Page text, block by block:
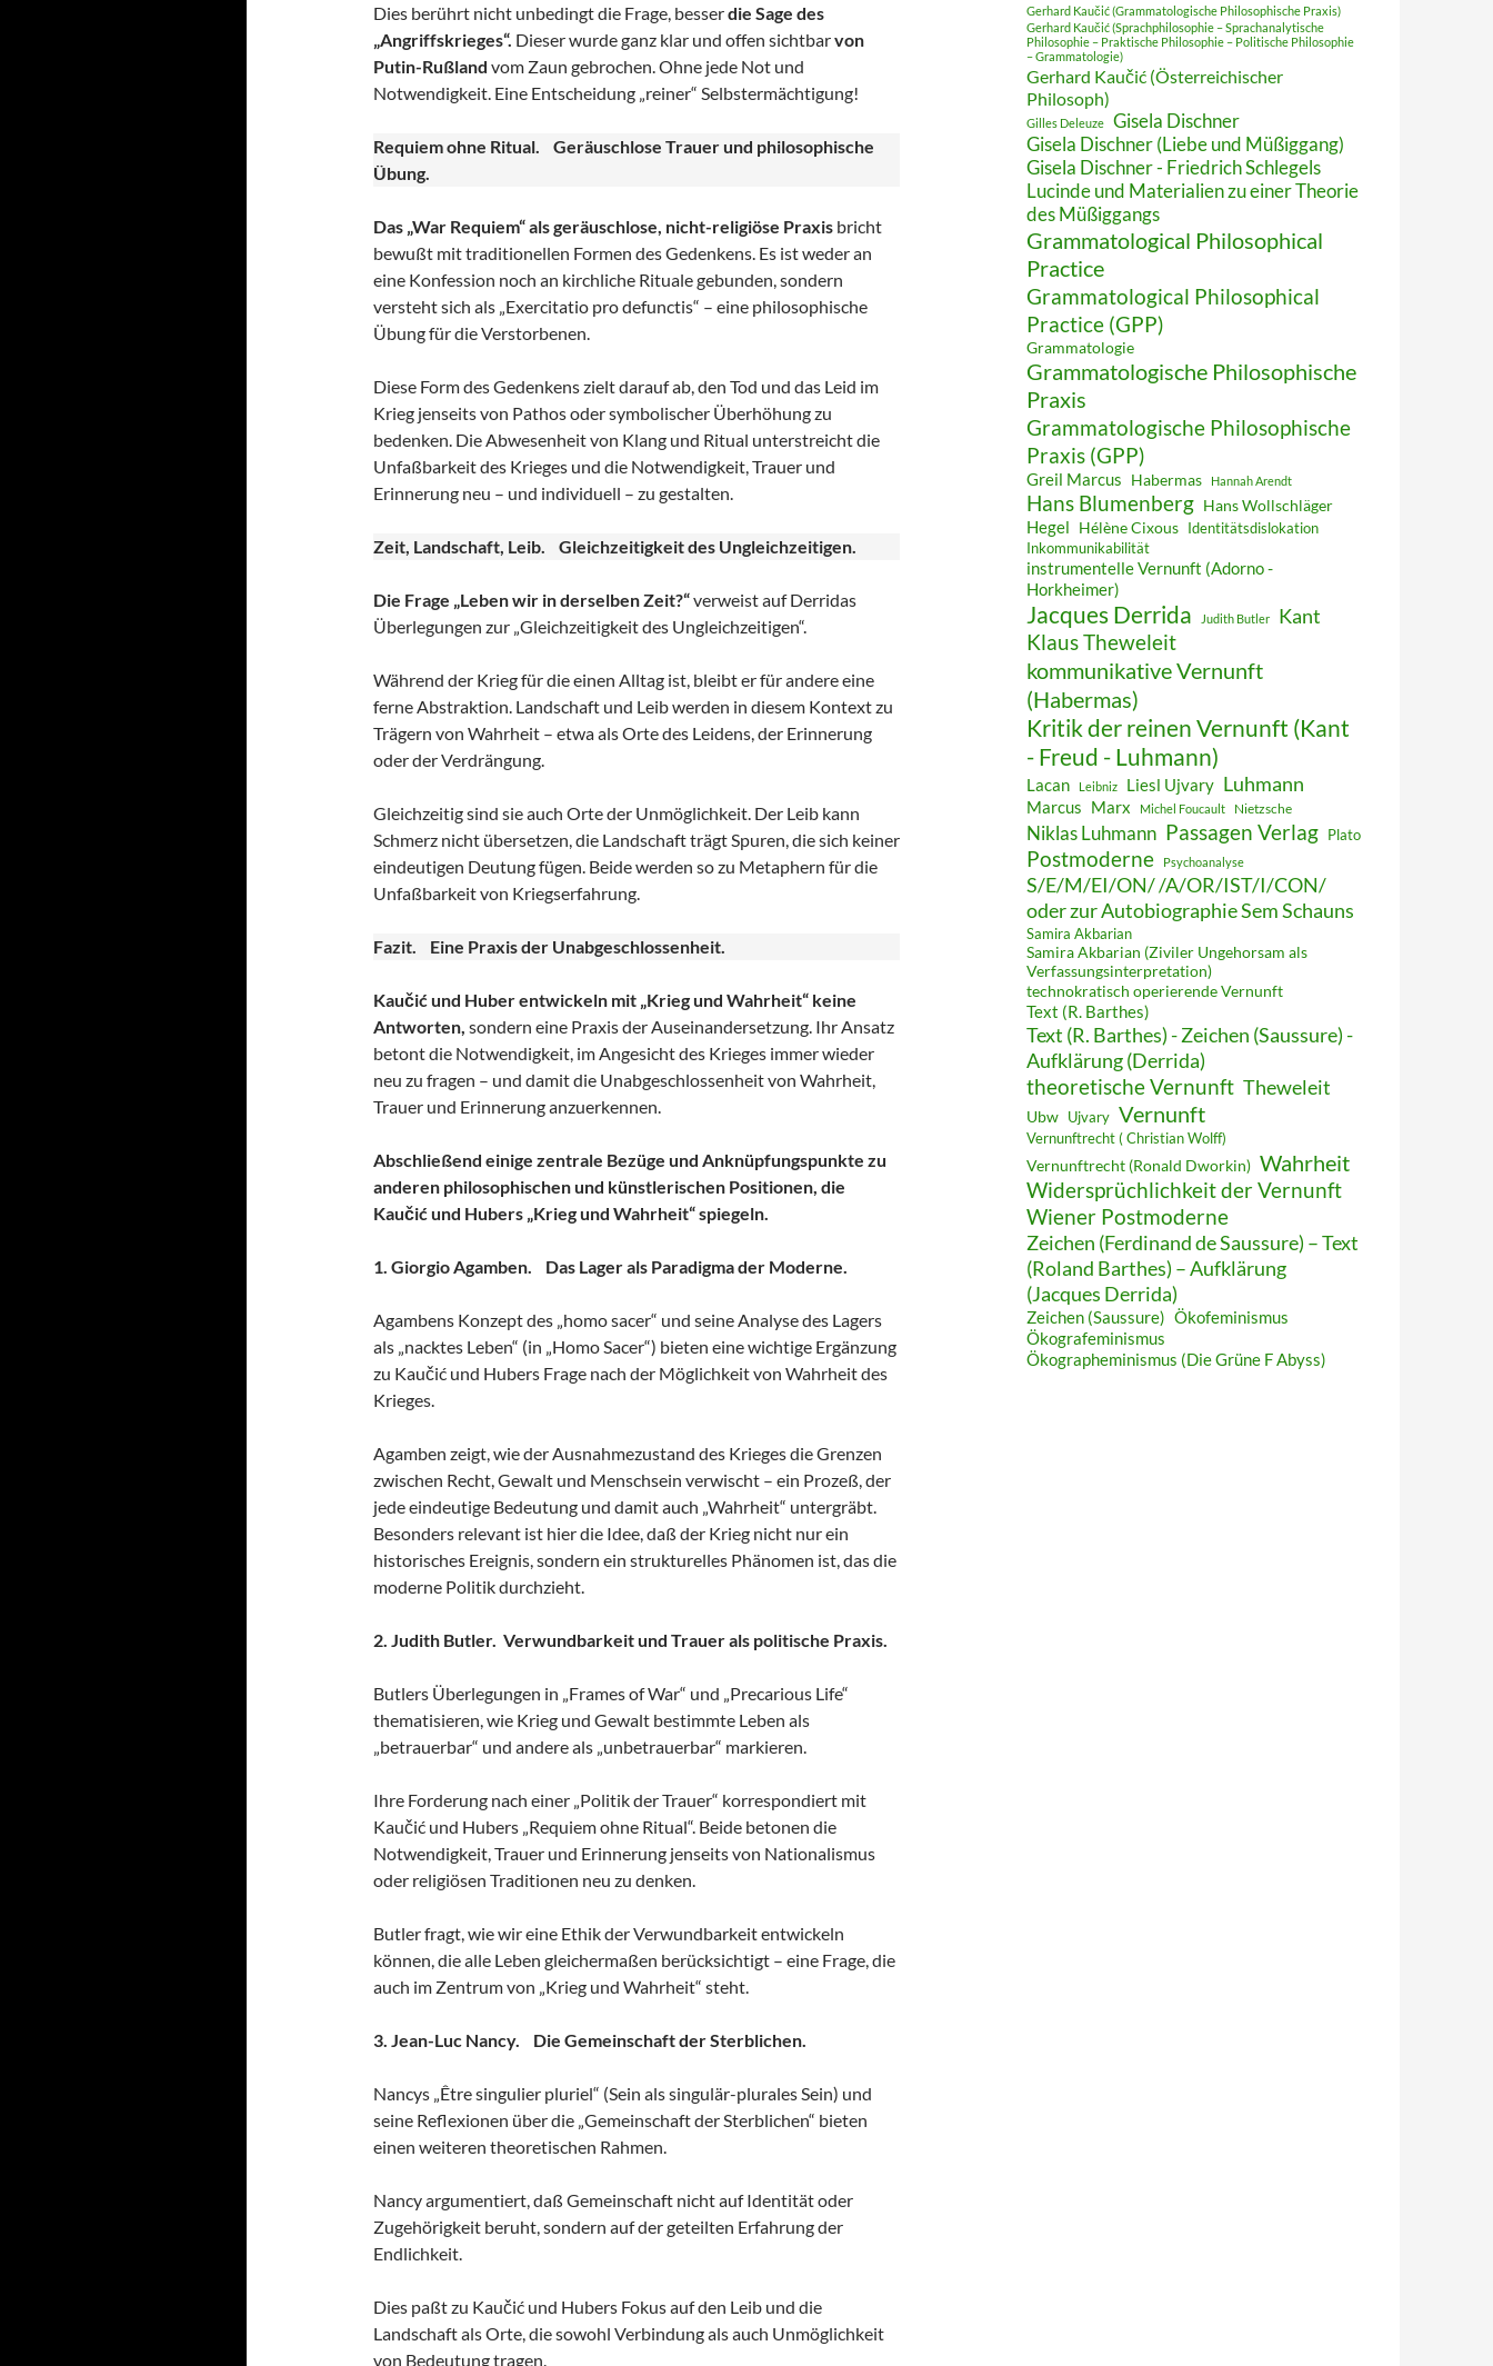
Dies berührt nicht unbedingt die Frage, besserdie Sage des
„Angriffskrieges“. Dieser wurde ganz klar und offen sichtbarvon
Putin-Rußland vom Zaun gebrochen. Ohne jede Not und
Notwendigkeit. Eine Entscheidung „reiner“ Selbstermächtigung!
Requiem ohne Ritual. Geräuschlose Trauer und philosophische
Übung.
Das „War Requiem“ als geräuschlose, nicht-religiöse Praxis bricht
bewußt mit traditionellen Formen des Gedenkens. Es ist weder an
eine Konfession noch an kirchliche Rituale gebunden, sondern
versteht sich als „Exercitatio pro defunctis“ – eine philosophische
Übung für die Verstorbenen.
Diese Form des Gedenkens zielt darauf ab, den Tod und das Leid im
Krieg jenseits von Pathos oder symbolischer Überhöhung zu
bedenken. Die Abwesenheit von Klang und Ritual unterstreicht die
Unfaßbarkeit des Krieges und die Notwendigkeit, Trauer und
Erinnerung neu – und individuell – zu gestalten.
Zeit, Landschaft, Leib. Gleichzeitigkeit des Ungleichzeitigen.
Die Frage „Leben wir in derselben Zeit?“verweist auf Derridas
Überlegungen zur „Gleichzeitigkeit des Ungleichzeitigen“.
Während der Krieg für die einen Alltag ist, bleibt er für andere eine
ferne Abstraktion. Landschaft und Leib werden in diesem Kontext zu
Trägern von Wahrheit – etwa als Orte des Leidens, der Erinnerung
oder der Verdrängung.
Gleichzeitig sind sie auch Orte der Unmöglichkeit. Der Leib kann
Schmerz nicht übersetzen, die Landschaft trägt Spuren, die sich keiner
eindeutigen Deutung fügen. Beide werden so zu Metaphern für die
Unfaßbarkeit von Kriegserfahrung.
Fazit. Eine Praxis der Unabgeschlossenheit.
Kaučić und Huber entwickeln mit „Krieg und Wahrheit“ keine
Antworten, sondern eine Praxis der Auseinandersetzung. Ihr Ansatz
betont die Notwendigkeit, im Angesicht des Krieges immer wieder
neu zu fragen – und damit die Unabgeschlossenheit von Wahrheit,
Trauer und Erinnerung anzuerkennen.
Abschließend einige zentrale Bezüge und Anknüpfungspunkte zu
anderen philosophischen und künstlerischen Positionen, die
Kaučić und Hubers „Krieg und Wahrheit“ spiegeln.
1. Giorgio Agamben. Das Lager als Paradigma der Moderne.
Agambens Konzept des „homo sacer“ und seine Analyse des Lagers
als „nacktes Leben“ (in „Homo Sacer“) bieten eine wichtige Ergänzung
zu Kaučić und Hubers Frage nach der Möglichkeit von Wahrheit des
Krieges.
Agamben zeigt, wie der Ausnahmezustand des Krieges die Grenzen
zwischen Recht, Gewalt und Menschsein verwischt – ein Prozeß, der
jede eindeutige Bedeutung und damit auch „Wahrheit“ untergräbt.
Besonders relevant ist hier die Idee, daß der Krieg nicht nur ein
historisches Ereignis, sondern ein strukturelles Phänomen ist, das die
moderne Politik durchzieht.
2. Judith Butler. Verwundbarkeit und Trauer als politische Praxis.
Butlers Überlegungen in „Frames of War“ und „Precarious Life“
thematisieren, wie Krieg und Gewalt bestimmte Leben als
„betrauerbar“ und andere als „unbetrauerbar“ markieren.
Ihre Forderung nach einer „Politik der Trauer“ korrespondiert mit
Kaučić und Hubers „Requiem ohne Ritual“. Beide betonen die
Notwendigkeit, Trauer und Erinnerung jenseits von Nationalismus
oder religiösen Traditionen neu zu denken.
Butler fragt, wie wir eine Ethik der Verwundbarkeit entwickeln
können, die alle Leben gleichermaßen berücksichtigt – eine Frage, die
auch im Zentrum von „Krieg und Wahrheit“ steht.
3. Jean-Luc Nancy. Die Gemeinschaft der Sterblichen.
Nancys „Être singulier pluriel“ (Sein als singulär-plurales Sein) und
seine Reflexionen über die „Gemeinschaft der Sterblichen“ bieten
einen weiteren theoretischen Rahmen.
Nancy argumentiert, daß Gemeinschaft nicht auf Identität oder
Zugehörigkeit beruht, sondern auf der geteilten Erfahrung der
Endlichkeit.
Dies paßt zu Kaučić und Hubers Fokus auf den Leib und die
Landschaft als Orte, die sowohl Verbindung als auch Unmöglichkeit
von Bedeutung tragen.
Gerhard Kaučić (Grammatologische Philosophische Praxis)
Gerhard Kaučić (Sprachphilosophie – Sprachanalytische
Philosophie – Praktische Philosophie – Politische Philosophie
– Grammatologie)
Gerhard Kaučić (Österreichischer
Philosoph)
Gilles Deleuze
Gisela Dischner
Gisela Dischner (Liebe und Müßiggang)
Gisela Dischner - Friedrich Schlegels
Lucinde und Materialien zu einer Theorie
des Müßiggangs
Grammatological Philosophical
Practice
Grammatological Philosophical
Practice (GPP)
Grammatologie
Grammatologische Philosophische
Praxis
Grammatologische Philosophische
Praxis (GPP)
Greil Marcus Habermas Hannah Arendt
Hans Blumenberg Hans Wollschläger
Hegel Hélène Cixous Identitätsdislokation
Inkommunikabilität
instrumentelle Vernunft (Adorno -
Horkheimer)
Jacques Derrida Judith Butler Kant
Klaus Theweleit
kommunikative Vernunft
(Habermas)
Kritik der reinen Vernunft (Kant
- Freud - Luhmann)
Lacan Leibniz Liesl Ujvary Luhmann
Marcus Marx Michel Foucault Nietzsche
Niklas Luhmann Passagen Verlag Plato
Postmoderne Psychoanalyse
S/E/M/EI/ON/ /A/OR/IST/I/CON/
oder zur Autobiographie Sem Schauns
Samira Akbarian
Samira Akbarian (Ziviler Ungehorsam als
Verfassungsinterpretation)
technokratisch operierende Vernunft
Text (R. Barthes)
Text (R. Barthes) - Zeichen (Saussure) -
Aufklärung (Derrida)
theoretische Vernunft Theweleit
Ubw Ujvary Vernunft
Vernunftrecht ( Christian Wolff)
Vernunftrecht (Ronald Dworkin) Wahrheit
Widersprüchlichkeit der Vernunft
Wiener Postmoderne
Zeichen (Ferdinand de Saussure) – Text
(Roland Barthes) – Aufklärung
(Jacques Derrida)
Zeichen (Saussure) Ökofeminismus
Ökografeminismus
Ökographeminismus (Die Grüne F Abyss)